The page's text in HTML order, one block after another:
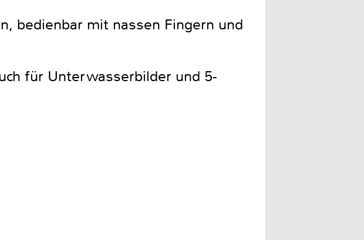
bedienbar mit nassen Fingern und
für Unterwasserbilder und 5-